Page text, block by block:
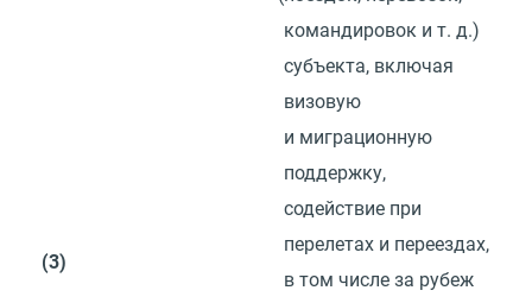
(3)
командировок и т. д.)
субъекта, включая
визовую
и миграционную
поддержку,
содействие при
перелетах и переездах,
в том числе за рубеж